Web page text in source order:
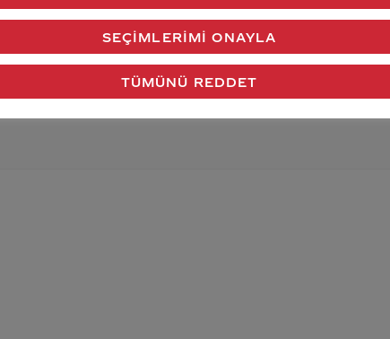
cevap aklındaki soru işaretlerini giderdi
TÜMÜNÜ REDDET
SEÇIMLERIMI ONAYLA